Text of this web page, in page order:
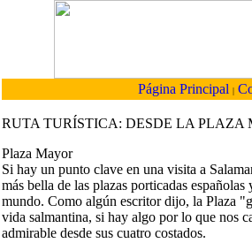
Página Principal |
RUTA TURÍSTICA: DESDE LA PLAZA
Plaza Mayor
Si hay un punto clave en una visita a
más bella de las plazas porticadas españolas
mundo. Como algún escritor dijo, la Plaza
vida salmantina, si hay algo por lo que nos
admirable desde sus cuatro costados.